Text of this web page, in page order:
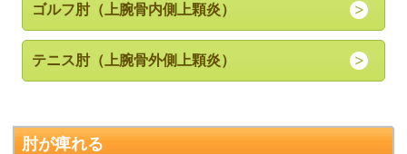
ゴルフ肘（上腕骨内側上顆炎）
テニス肘（上腕骨外側上顆炎）
肘が痺れる